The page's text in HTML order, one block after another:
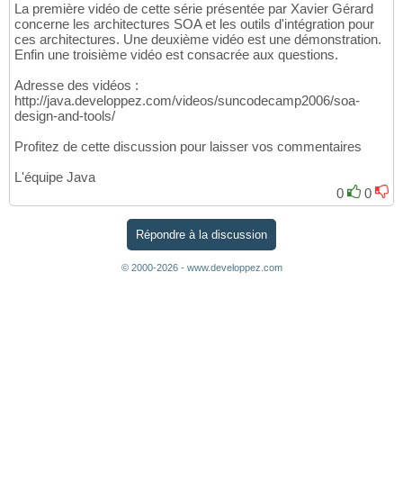
La première vidéo de cette série présentée par Xavier Gérard
concerne les architectures SOA et les outils d'intégration pour
ces architectures. Une deuxième vidéo est une démonstration.
Enfin une troisième vidéo est consacrée aux questions.
Adresse des vidéos :
http://java.developpez.com/videos/suncodecamp2006/soa-
design-and-tools/
Profitez de cette discussion pour laisser vos commentaires
L'équipe Java
0
0
Répondre à la discussion
© 2000-2026 - www.developpez.com